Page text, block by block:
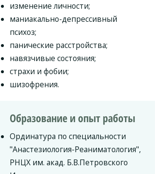
изменение личности;
маниакально-депрессивный
психоз;
панические расстройства;
навязчивые состояния;
страхи и фобии;
шизофрения.
Образование и опыт работы
Ординатура по специальности
"Анастезиология-Реаниматология",
РНЦХ им. акад. Б.В.Петровского